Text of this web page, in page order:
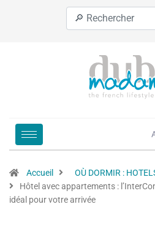
Accueil
OÙ DORMIR :
Hôtel avec appartements :
idéal pour votre arrivée